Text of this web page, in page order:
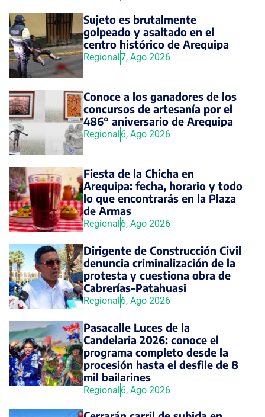
Sujeto es brutalmente
golpeado y asaltado en el
centro histórico de Arequipa
Regional7, Ago 2026
Conoce a los ganadores de los
concursos de artesanía por el
486° aniversario de Arequipa
Regional6, Ago 2026
Fiesta de la Chicha en
Arequipa: fecha, horario y todo
lo que encontrarás en la Plaza
de Armas
Regional6, Ago 2026
Dirigente de Construcción Civil
denuncia criminalización de la
protesta y cuestiona obra de
Cabrerías–Patahuasi
Regional6, Ago 2026
Pasacalle Luces de la
Candelaria 2026: conoce el
programa completo desde la
procesión hasta el desfile de 8
mil bailarines
Regional6, Ago 2026